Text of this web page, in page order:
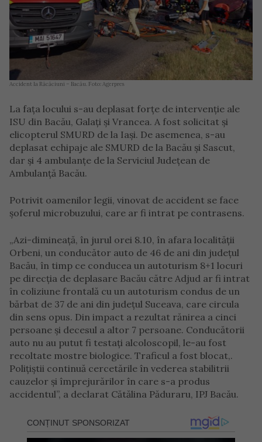
Accident la Răcăciuni – Bacău. Foto: Agerpres
La faţa locului s-au deplasat forţe de intervenţie ale
ISU din Bacău, Galaţi şi Vrancea. A fost solicitat şi
elicopterul SMURD de la Iaşi. De asemenea, s-au
deplasat echipaje ale SMURD de la Bacău şi Sascut,
dar şi 4 ambulanţe de la Serviciul Judeţean de
Ambulanţă Bacău.
Potrivit oamenilor legii, vinovat de accident se face
şoferul microbuzului, care ar fi intrat pe contrasens.
„Azi-dimineaţă, în jurul orei 8.10, în afara localităţii
Orbeni, un conducător auto de 46 de ani din judeţul
Bacău, în timp ce conducea un autoturism 8+1 locuri
pe direcţia de deplasare Bacău către Adjud ar fi intrat
în coliziune frontală cu un autoturism condus de un
bărbat de 37 de ani din judeţul Suceava, care circula
din sens opus. Din impact a rezultat rănirea a cinci
persoane şi decesul a altor 7 persoane. Conducătorii
auto nu au putut fi testaţi alcoloscopil, le-au fost
recoltate mostre biologice. Traficul a fost blocat,.
Poliţiştii continuă cercetările în vederea stabilitrii
cauzelor şi împrejurărilor în care s-a produs
accidentul”, a declarat Cătălina Păduraru, IPJ Bacău.